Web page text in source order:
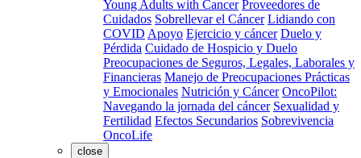
Young Adults with Cancer Proveedores de
Cuidados Sobrellevar el Cáncer Lidiando con
COVID Apoyo Ejercicio y cáncer Duelo y
Pérdida Cuidado de Hospicio y Duelo
Preocupaciones de Seguros, Legales, Laborales y
Financieras Manejo de Preocupaciones Prácticas
y Emocionales Nutrición y Cáncer OncoPilot:
Navegando la jornada del cáncer Sexualidad y
Fertilidad Efectos Secundarios Sobrevivencia
OncoLife
close